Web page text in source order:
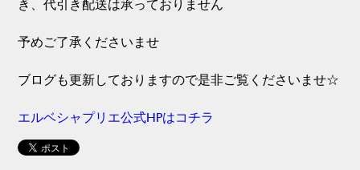
予めご了承くださいませ
ブログも更新しておりますので是非ご覧くださいませ☆
エルベシャプリエ公式HPはコチラ